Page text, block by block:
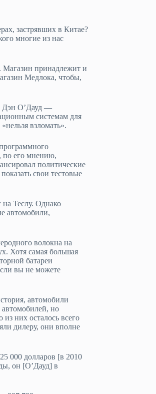
застрявших в Китае?
многие из нас
Магазин принадлежит и
Медлока, чтобы,
Дэн О’Дауд —
системам для
взломать».
по его мнению,
политические
свои тестовые
Теслу. Однако
автомобили,
волокна на
Хотя самая большая
батареи
вы не можете
автомобили
но
них осталось всего
дилеру, они вполне
000 долларов [в 2010
он [О’Дауд] в